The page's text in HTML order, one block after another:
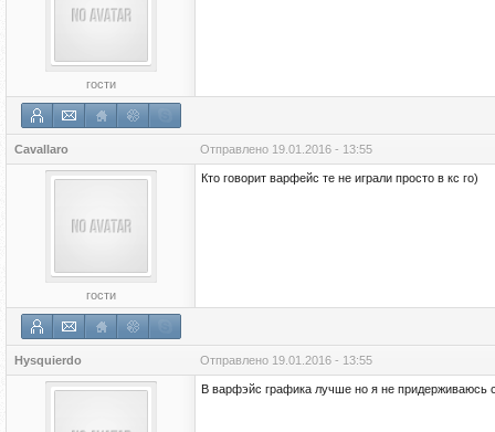
гости
Cavallaro Отправлено 19.01.2016 - 13:55
гости
Кто говорит варфейс те не играли просто в кс го)
Hysquierdo Отправлено 19.01.2016 - 13:55
В варфэйс графика лучше но я не